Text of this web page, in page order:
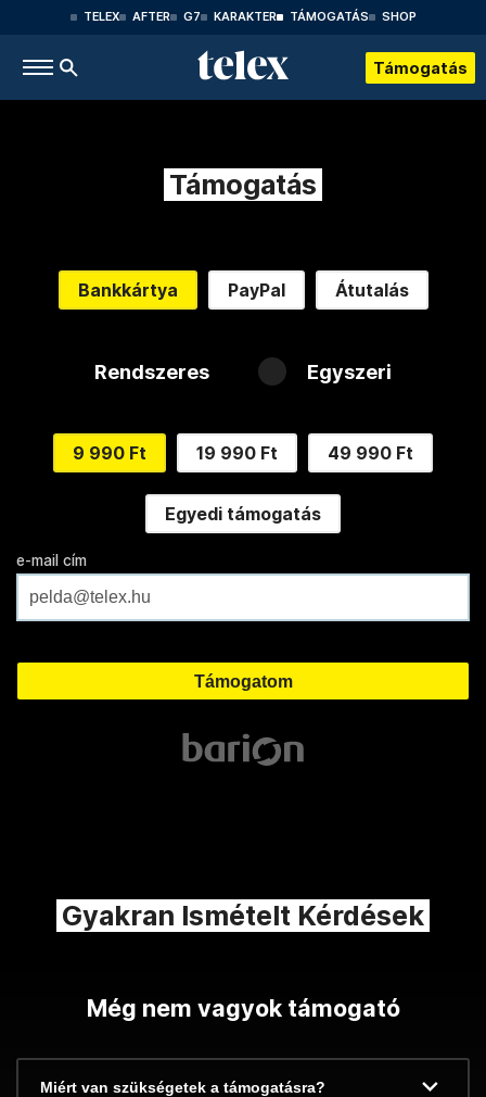
TELEX AFTER G7 KARAKTER TÁMOGATÁS SHOP
Támogatás
Támogatás
Bankkártya PayPal Átutalás
Rendszeres Egyszeri
9 990 Ft 19 990 Ft 49 990 Ft
Egyedi támogatás
e-mail cím
Gyakran Ismételt Kérdések
Még nem vagyok támogató
Miért van szükségetek a támogatásra?